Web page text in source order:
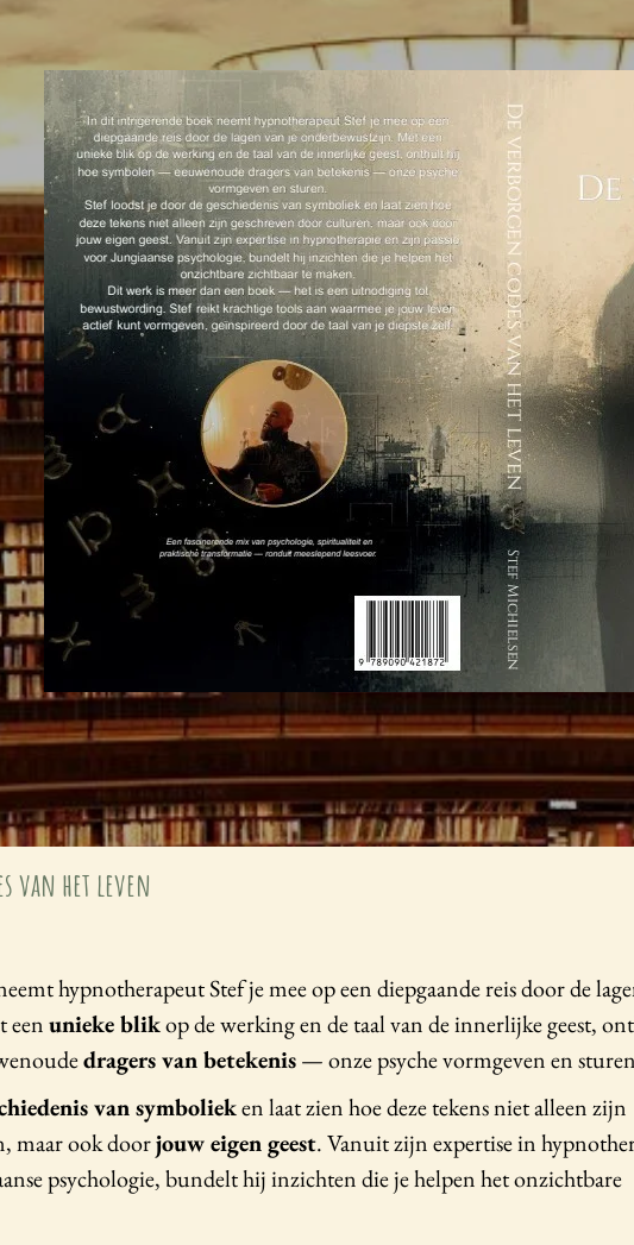
van het leven
hypnotherapeut Stef je mee op een diepgaande reis door de
eenunieke blikop de werking en de taal van de innerlijke geest,
dragers van betekenis— onze psyche vormgeven en
van symbolieken laat zien hoe deze tekens niet alleen zijn
maar ook doorjouw eigen geest. Vanuit zijn expertise in
psychologie, bundelt hij inzichten die je helpen het onzichtbare